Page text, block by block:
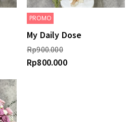
PROMO
My Daily Dose
Rp900.000
Rp800.000